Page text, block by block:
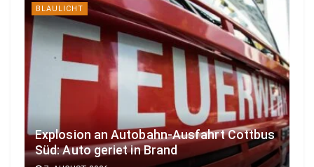
BLAULICHT
Explosion an Autobahn-Ausfahrt Cottbus
Süd: Auto geriet in Brand